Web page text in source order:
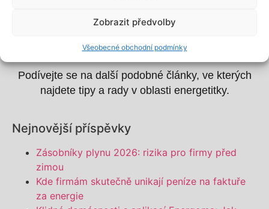
Zobrazit předvolby
Všeobecné obchodní podmínky
Zajímá vás více článků?
Podívejte se na další podobné články, ve kterých
najdete tipy a rady v oblasti energetitky.
Nejnovější příspěvky
Zásobníky plynu 2026: rizika pro firmy před
zimou
Kde firmám skutečně unikají peníze na faktuře
za energie